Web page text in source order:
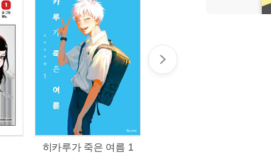
히카루가 죽은 여름 1